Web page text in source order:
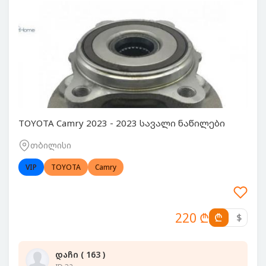
TOYOTA Camry 2023 - 2023 სავალი ნაწილები
თბილისი
VIP TOYOTA Camry
220 ₾ ₾ $
დაჩი ( 163 )